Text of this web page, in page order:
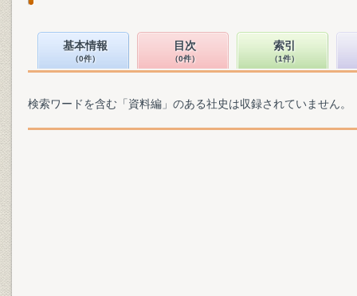
基本情報
（0件）
目次
（0件）
索引
（1件）
検索ワードを含む「資料編」のある社史は収録されていません。